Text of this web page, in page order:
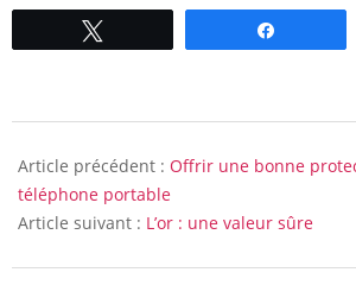
01-
02
Article précédent : Offrir une bonne
téléphone portable
Article suivant : L’or : une valeur sûre